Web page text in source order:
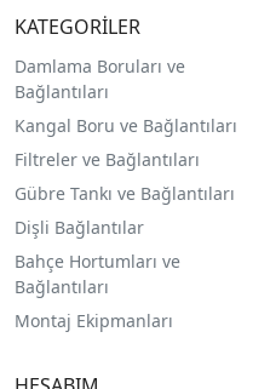
KATEGORİLER
Damlama Boruları ve
Bağlantıları
Kangal Boru ve Bağlantıları
Filtreler ve Bağlantıları
Gübre Tankı ve Bağlantıları
Dişli Bağlantılar
Bahçe Hortumları ve
Bağlantıları
Montaj Ekipmanları